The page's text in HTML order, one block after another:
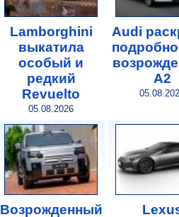
Lamborghini
выкатила
особый и
редкий
Revuelto
05.08.2026
Audi
A2
Возрожденный